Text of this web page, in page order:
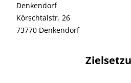
Denkendorf
Körschtalstr. 26
73770 Denkendorf